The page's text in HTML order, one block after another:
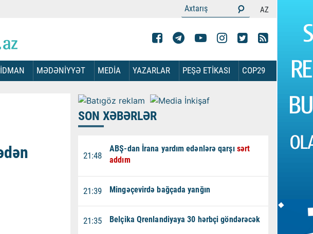
AZ
İDMAN MƏDƏNİYYƏT MEDİA YAZARLAR PEŞƏ ETİKASI COP29
SON XƏBƏRLƏR
21:48
ABŞ-dan İrana yardım edənlərə qarşı sərt
addım
21:39 Mingəçevirdə bağçada yanğın
21:35 Belçika Qrenlandiyaya 30 hərbçi göndərəcək